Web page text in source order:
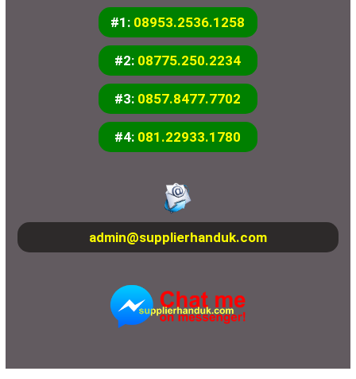
#1: 08953.2536.1258
#2: 08775.250.2234
#3: 0857.8477.7702
#4: 081.22933.1780
admin@supplierhanduk.com